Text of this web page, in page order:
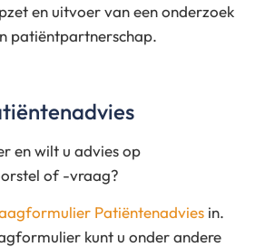
en uitvoer van een onderzoek
patiëntpartnerschap.
en wilt u advies op
of -vraag?
Patiëntenadvies in.
kunt u onder andere